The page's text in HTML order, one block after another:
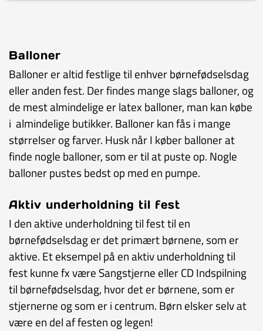
Balloner
Balloner er altid festlige til enhver børnefødselsdag
eller anden fest. Der findes mange slags balloner, og
de mest almindelige er latex balloner, man kan købe
i almindelige butikker. Balloner kan fås i mange
størrelser og farver. Husk når I køber balloner at
finde nogle balloner, som er til at puste op. Nogle
balloner pustes bedst op med en pumpe.
Aktiv underholdning til fest
I den aktive underholdning til fest til en
børnefødselsdag er det primært børnene, som er
aktive. Et eksempel på en aktiv underholdning til
fest kunne fx være Sangstjerne eller CD Indspilning
til børnefødselsdag, hvor det er børnene, som er
stjernerne og som er i centrum. Børn elsker selv at
være en del af festen og legen!